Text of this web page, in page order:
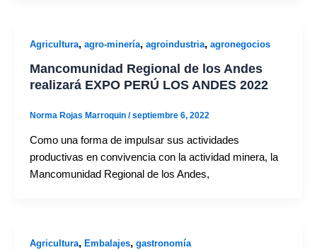
Agricultura, agro-minería, agroindustria, agronegocios
Mancomunidad Regional de los Andes
realizará EXPO PERÚ LOS ANDES 2022
Norma Rojas Marroquin /septiembre 6, 2022
Como una forma de impulsar sus actividades
productivas en convivencia con la actividad minera, la
Mancomunidad Regional de los Andes,
Agricultura, Embalajes, gastronomía